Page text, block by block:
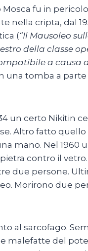
fu in
nella cripta, dal
(“Il Mausoleo
della classe
a causa
una tomba a
un certo Nikitin
Altro fatto quello
mano. Nel 1960
contro il
due persone.
Morirono due
al sarcofago.
malefatte del